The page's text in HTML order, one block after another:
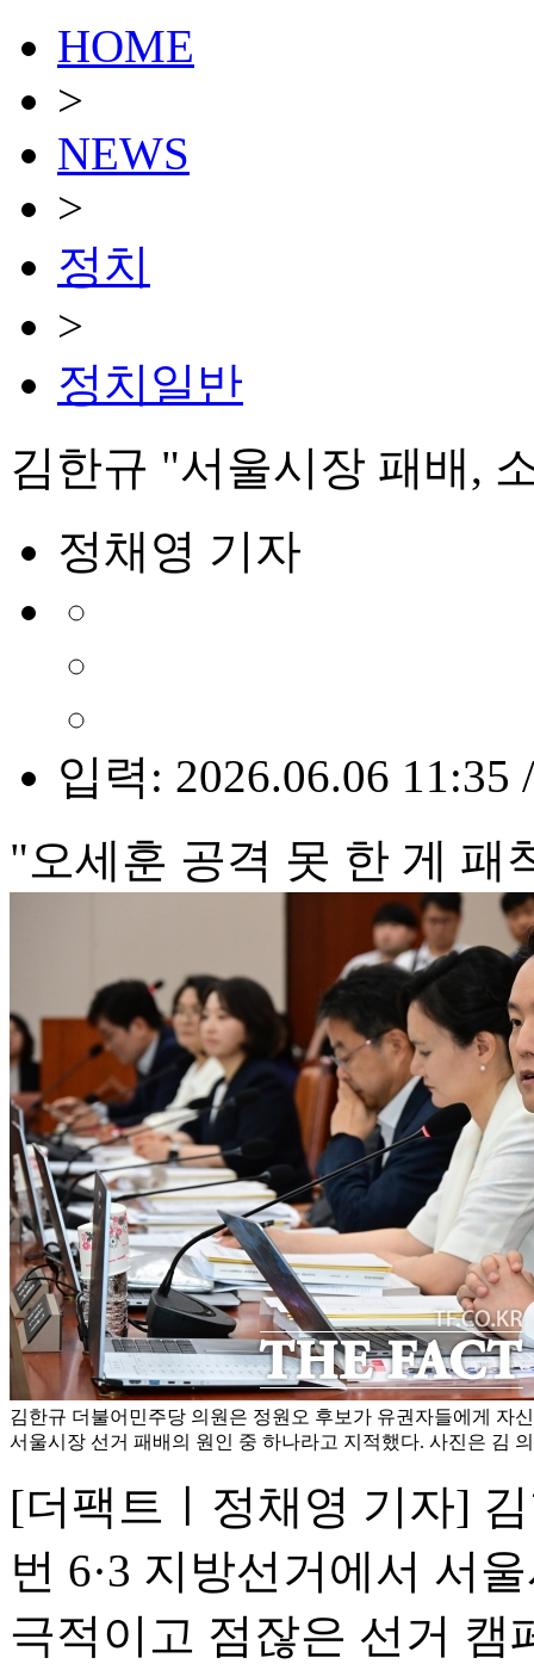
HOME
>
NEWS
>
정치
>
정치일반
김한규 "서울시장 패배,
정채영 기자
입력: 2026.06.06 11:35
"오세훈 공격 못 한 게 패
김한규 더불어민주당 의원은 정원오 후보가 유권자들에게 자
서울시장 선거 패배의 원인 중 하나라고 지적했다. 사진은 김
[더팩트ㅣ정채영 기자]
번 6·3 지방선거에서 서
극적이고 점잖은 선거 캠